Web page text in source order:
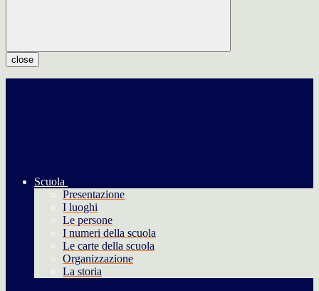
close
Scuola
Presentazione
I luoghi
Le persone
I numeri della scuola
Le carte della scuola
Organizzazione
La storia